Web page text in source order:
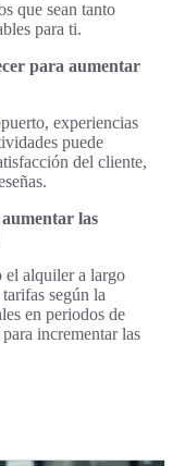
que sean tanto
para ti.
para aumentar
experiencias
puede
del cliente,
las
el alquiler a largo
según la
en periodos de
incrementar las